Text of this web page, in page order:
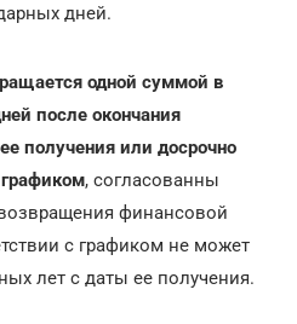
дней.
одной суммой в
после окончания
получения или досрочно
, согласованны
финансовой
с графиком не может
лет с даты ее получения.